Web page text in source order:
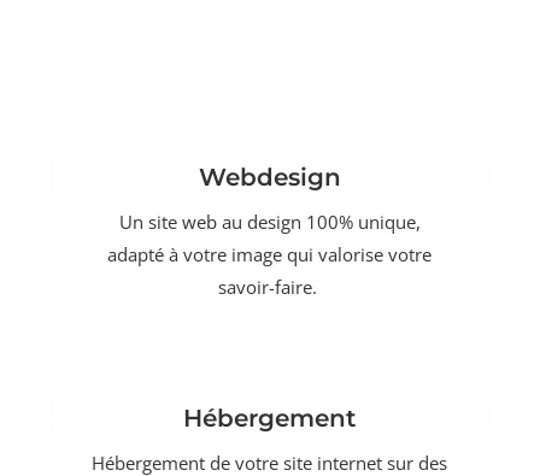
Webdesign
Un site web au design 100% unique,
adapté à votre image qui valorise votre
savoir-faire.
Hébergement
Hébergement de votre site internet sur des